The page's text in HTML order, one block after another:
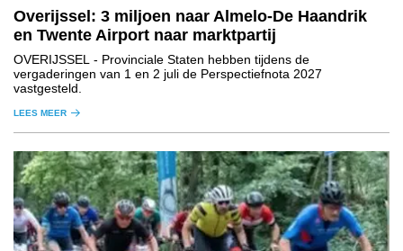
Overijssel: 3 miljoen naar Almelo-De Haandrik
en Twente Airport naar marktpartij
OVERIJSSEL - Provinciale Staten hebben tijdens de
vergaderingen van 1 en 2 juli de Perspectiefnota 2027
vastgesteld.
LEES MEER